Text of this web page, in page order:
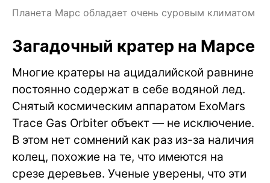
Планета Марс обладает очень суровым климатом
Загадочный кратер на Марсе
Многие кратеры на ацидалийской равнине
постоянно содержат в себе водяной лед.
Снятый космическим аппаратом ExoMars
Trace Gas Orbiter объект — не исключение.
В этом нет сомнений как раз из-за наличия
колец, похожие на те, что имеются на
срезе деревьев. Ученые уверены, что эти